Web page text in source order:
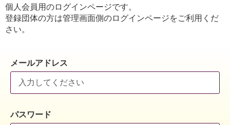
個人会員用のログインページです。
登録団体の方は管理画面側のログインページをご利用くだ
さい。
メールアドレス
パスワード